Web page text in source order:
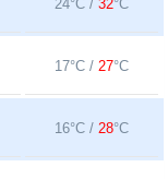
24°C / 32°C
17°C / 27°C
16°C / 28°C